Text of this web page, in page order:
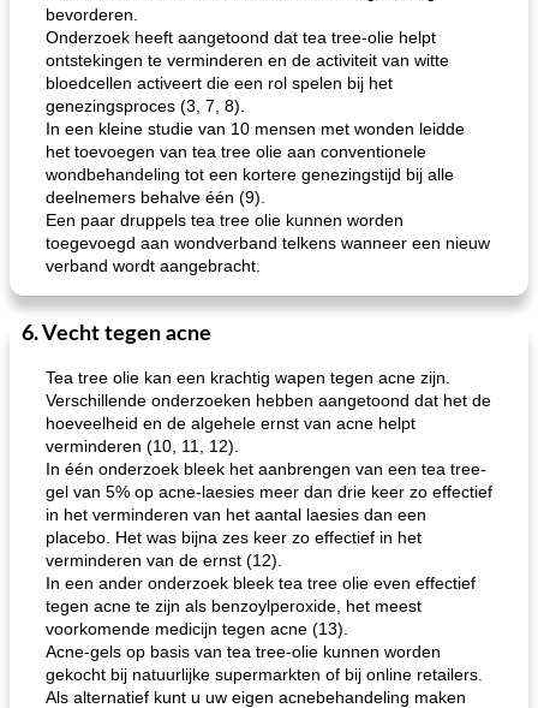
bevorderen.
Onderzoek heeft aangetoond dat tea tree-olie helpt
ontstekingen te verminderen en de activiteit van witte
bloedcellen activeert die een rol spelen bij het
genezingsproces (3, 7, 8).
In een kleine studie van 10 mensen met wonden leidde
het toevoegen van tea tree olie aan conventionele
wondbehandeling tot een kortere genezingstijd bij alle
deelnemers behalve één (9).
Een paar druppels tea tree olie kunnen worden
toegevoegd aan wondverband telkens wanneer een nieuw
verband wordt aangebracht.
6. Vecht tegen acne
Tea tree olie kan een krachtig wapen tegen acne zijn.
Verschillende onderzoeken hebben aangetoond dat het de
hoeveelheid en de algehele ernst van acne helpt
verminderen (10, 11, 12).
In één onderzoek bleek het aanbrengen van een tea tree-
gel van 5% op acne-laesies meer dan drie keer zo effectief
in het verminderen van het aantal laesies dan een
placebo. Het was bijna zes keer zo effectief in het
verminderen van de ernst (12).
In een ander onderzoek bleek tea tree olie even effectief
tegen acne te zijn als benzoylperoxide, het meest
voorkomende medicijn tegen acne (13).
Acne-gels op basis van tea tree-olie kunnen worden
gekocht bij natuurlijke supermarkten of bij online retailers.
Als alternatief kunt u uw eigen acnebehandeling maken